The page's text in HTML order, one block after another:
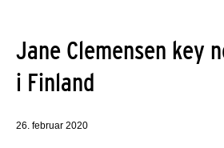
Jane Clemensen key
i Finland
26. februar 2020